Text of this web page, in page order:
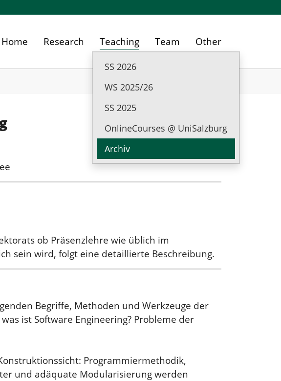
Home Research Teaching
SS 2026
WS 2025/26
SS 2025
OnlineCourses @ UniSalzburg
Archiv
Team Other
ob Präsenzlehre wie üblich im
sein wird, folgt eine detaillierte Beschreibung.
Begriffe, Methoden und Werkzeuge der
ist Software Engineering? Probleme der
Programmiermethodik,
und adäquate Modularisierung werden